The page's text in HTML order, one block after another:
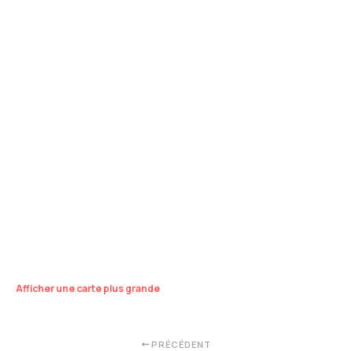
Afficher une carte plus grande
PRÉCÉDENT